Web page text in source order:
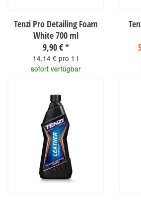
Tenzi Pro Detailing Foam
White 700 ml
9,90 €*
14,14 € pro 1 l
sofort verfügbar